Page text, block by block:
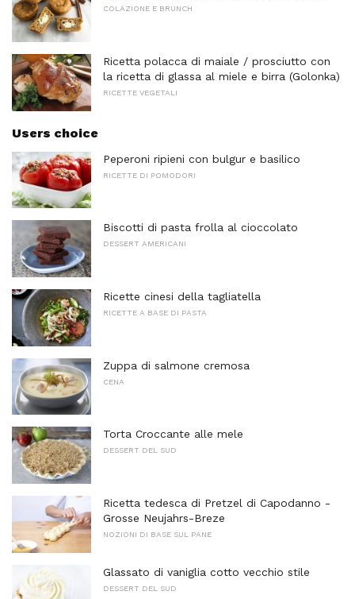
COLAZIONE E BRUNCH
Ricetta polacca di maiale / prosciutto con
la ricetta di glassa al miele e birra (Golonka)
RICETTE VEGETALI
Users choice
Peperoni ripieni con bulgur e basilico
RICETTE DI POMODORI
Biscotti di pasta frolla al cioccolato
DESSERT AMERICANI
Ricette cinesi della tagliatella
RICETTE A BASE DI PASTA
Zuppa di salmone cremosa
CENA
Torta Croccante alle mele
DESSERT DEL SUD
Ricetta tedesca di Pretzel di Capodanno -
Grosse Neujahrs-Breze
NOZIONI DI BASE SUL PANE
Glassato di vaniglia cotto vecchio stile
DESSERT DEL SUD